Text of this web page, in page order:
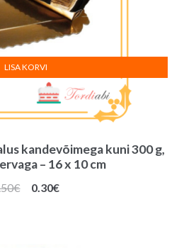
kandevõimega kuni 300 g,
– 16 x 10 cm
€
Algne
0.30€Praegune
LISA KORVI